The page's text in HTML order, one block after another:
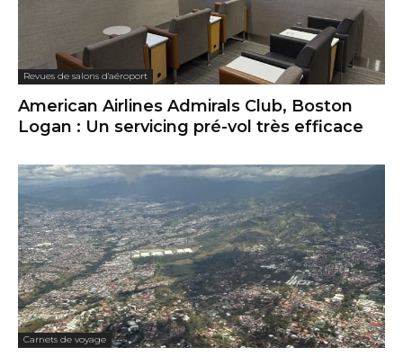
Revues de salons d'aéroport
American Airlines Admirals Club, Boston
Logan : Un servicing pré-vol très efficace
Carnets de voyage